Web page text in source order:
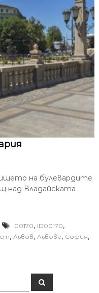
на булевардите
над Владайската
00170, ID00170,
, Лъвов, Лъвове, София,
Т
ъ